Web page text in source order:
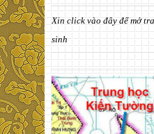
Xin click vào đây để mở
sinh